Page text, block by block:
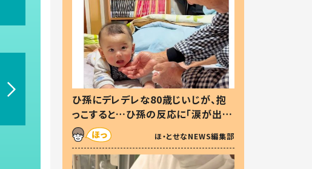
ひ孫にデレデレな80歳じいじが、抱
っこすると…ひ孫の反応に「涙が出ま
した」「可愛くて仕方ない」
ほ・とせなNEWS編集部